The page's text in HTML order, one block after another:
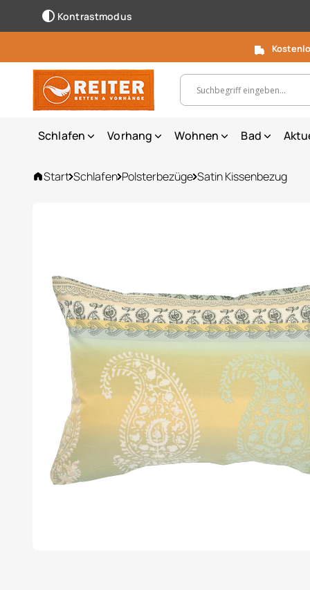
Kontrastmodus
Suchbegriff, Artikelnummer ...
Schlafen Vorhang Wohnen Bad
Start Schlafen Polsterbezüge Satin Kissenbezug